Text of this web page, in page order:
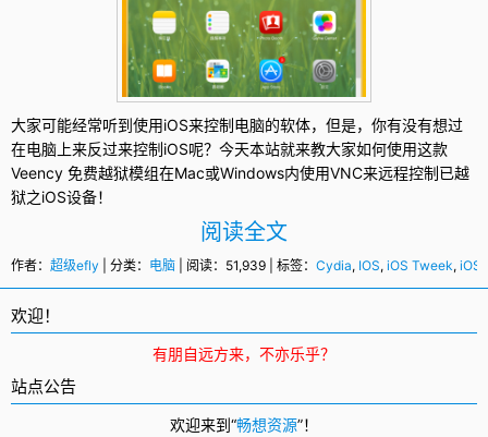
大家可能经常听到使用iOS来控制电脑的软体，但是，你有没有想过
在电脑上来反过来控制iOS呢？今天本站就来教大家如何使用这款
Veency 免费越狱模组在Mac或Windows内使用VNC来远程控制已越
狱之iOS设备！
阅读全文
作者： 超级efly | 分类： 电脑 | 阅读：51,939 | 标签： Cydia, IOS, iOS Tweek, iOS
欢迎！
有朋自远方来，不亦乐乎？
站点公告
欢迎来到“畅想资源”！